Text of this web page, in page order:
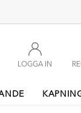
LOGGA IN